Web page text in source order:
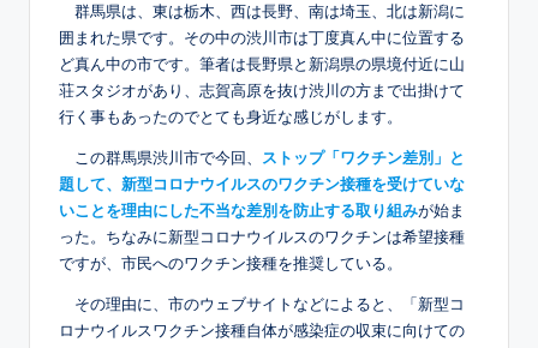
群馬県は、東は栃木、西は長野、南は埼玉、北は新潟に
囲まれた県です。その中の渋川市は丁度真ん中に位置する
ど真ん中の市です。筆者は長野県と新潟県の県境付近に山
荘スタジオがあり、志賀高原を抜け渋川の方まで出掛けて
行く事もあったのでとても身近な感じがします。
この群馬県渋川市で今回、 ストップ「ワクチン差別」と
題して、新型コロナウイルスのワクチン接種を受けていな
いことを理由にした不当な差別を防止する取り組みが始ま
った。ちなみに新型コロナウイルスのワクチンは希望接種
ですが、市民へのワクチン接種を推奨している。
その理由に、市のウェブサイトなどによると、「新型コ
ロナウイルスワクチン接種自体が感染症の収束に向けての